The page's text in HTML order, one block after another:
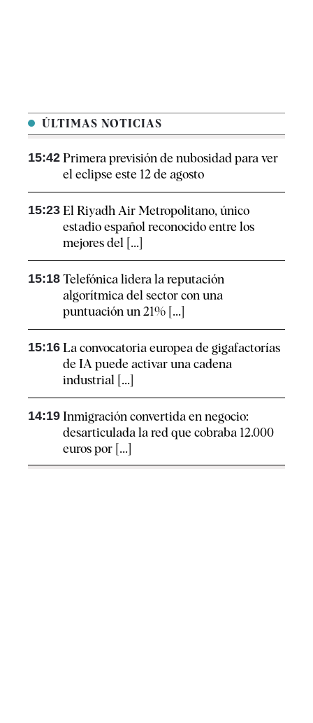
ÚLTIMAS NOTICIAS
15:42 Primera previsión de nubosidad para ver
el eclipse este 12 de agosto
15:23 El Riyadh Air Metropolitano, único
estadio español reconocido entre los
mejores del [...]
15:18 Telefónica lidera la reputación
algorítmica del sector con una
puntuación un 21% [...]
15:16 La convocatoria europea de gigafactorías
de IA puede activar una cadena
industrial [...]
14:19 Inmigración convertida en negocio:
desarticulada la red que cobraba 12.000
euros por [...]